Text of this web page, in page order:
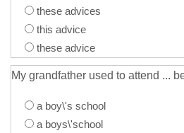
these advices
this advice
these advice
My grandfather used to attend ...
a boy\'s school
a boys\'school